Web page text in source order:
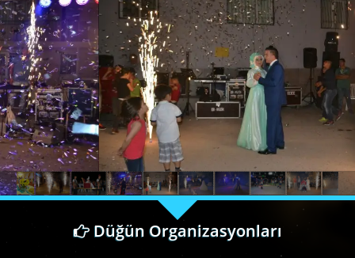
Düğün Organizasyonları